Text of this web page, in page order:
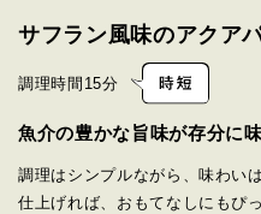
サフラン風味のアクア
調理時間 15分
魚介の豊かな旨味が存分に
調理はシンプルながら、味わい
仕上げれば、おもてなしにもぴ